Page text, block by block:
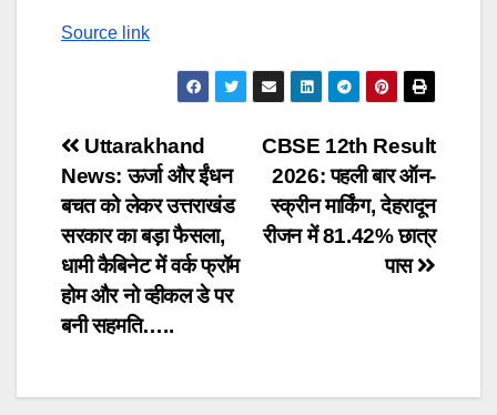
Source link
Post
navigation
CBSE 12th Result
2026: पहली बार ऑन-
स्क्रीन मार्किंग, देहरादून
रीजन में 81.42% छात्र
पास
Uttarakhand
News: ऊर्जा और ईंधन
बचत को लेकर उत्तराखंड
सरकार का बड़ा फैसला,
धामी कैबिनेट में वर्क फ्रॉम
होम और नो व्हीकल डे पर
बनी सहमति…..